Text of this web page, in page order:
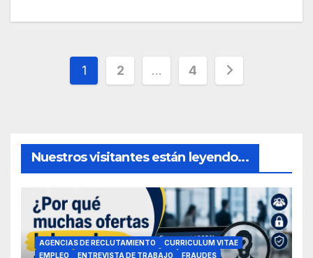
Paginación
1 2 … 4
Nuestros visitantes están leyendo...
AGENCIAS DE RECLUTAMIENTO
CURRICULUM VITAE
EMPLEO
ENTREVISTA DE TRABAJO
FRAUDES